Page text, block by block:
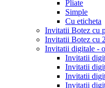
Pliate
Simple
Cu eticheta
Invitatii Botez cu
Invitatii Botez cu
Invitatii digitale -
Invitatii
Invitatii
Invitatii
Invitatii